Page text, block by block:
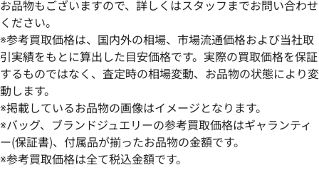
ルイ・ヴィトン ダミエグラフィット タダ
オ トートバッグ N51192
参考買取価格
ルイ・ヴィトン
ロットケース ス
N23206
お品物もございますので、詳しくはスタッフまでお問い合わせ
ください。
※参考買取価格は、国内外の相場、市場流通価格および当社取
引実績をもとに算出した目安価格です。実際の買取価格を保証
するものではなく、査定時の相場変動、お品物の状態により変
動します。
※掲載しているお品物の画像はイメージとなります。
※バッグ、ブランドジュエリーの参考買取価格はギャランティ
ー(保証書)、付属品が揃ったお品物の金額です。
※参考買取価格は全て税込金額です。